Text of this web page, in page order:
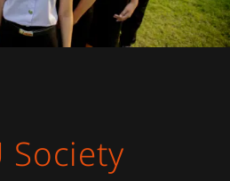
Society